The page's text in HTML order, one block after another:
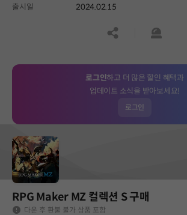
출시일
2024.02.15
공유하기신고하
로그인하고 더 많은 할인 혜택과
업데이트 소식을 받아보세요!
로그인
RPG Maker MZ 컬렉션 S 구매
다운 후 환불 불가 상품 포함